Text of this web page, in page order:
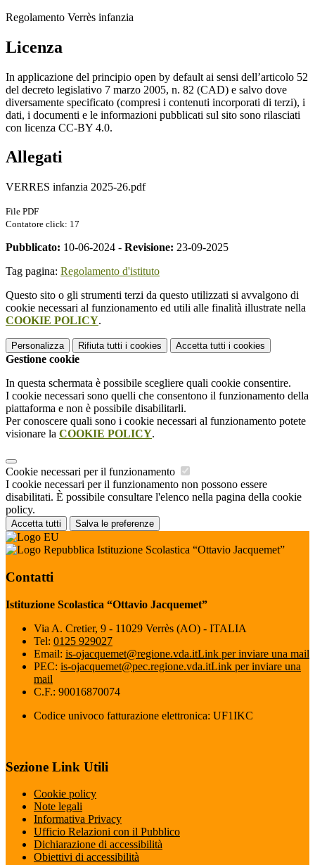
Regolamento Verrès infanzia
Licenza
In applicazione del principio open by default ai sensi dell’articolo 52
del decreto legislativo 7 marzo 2005, n. 82 (CAD) e salvo dove
diversamente specificato (compresi i contenuti incorporati di terzi), i
dati, i documenti e le informazioni pubblicati sul sito sono rilasciati
con licenza CC-BY 4.0.
Allegati
VERRES infanzia 2025-26.pdf
File PDF
Contatore click: 17
Pubblicato: 10-06-2024 - Revisione: 23-09-2025
Tag pagina: Regolamento d'istituto
Questo sito o gli strumenti terzi da questo utilizzati si avvalgono di
cookie necessari al funzionamento ed utili alle finalità illustrate nella
COOKIE POLICY.
Personalizza Rifiuta tutti i cookies Accetta tutti i cookies
Gestione cookie
In questa schermata è possibile scegliere quali cookie consentire.
I cookie necessari sono quelli che consentono il funzionamento della
piattaforma e non è possibile disabilitarli.
Per conoscere quali sono i cookie necessari al funzionamento potete
visionare la COOKIE POLICY.
Cookie necessari per il funzionamento
I cookie necessari per il funzionamento non possono essere
disabilitati. È possibile consultare l'elenco nella pagina della cookie
policy.
Accetta tutti Salva le preferenze
Istituzione Scolastica “Ottavio Jacquemet”
Contatti
Istituzione Scolastica “Ottavio Jacquemet”
Via A. Cretier, 9 - 11029 Verrès (AO) - ITALIA
Tel: 0125 929027
Email: is-ojacquemet@regione.vda.itLink per inviare una mail
PEC: is-ojacquemet@pec.regione.vda.itLink per inviare una
mail
C.F.: 90016870074
Codice univoco fatturazione elettronica: UF1IKC
Sezione Link Utili
Cookie policy
Note legali
Informativa Privacy
Ufficio Relazioni con il Pubblico
Dichiarazione di accessibilità
Obiettivi di accessibilità